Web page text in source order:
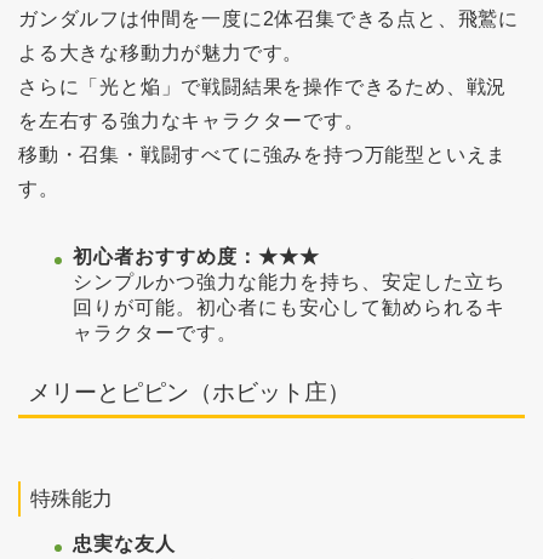
ガンダルフは仲間を一度に2体召集できる点と、飛鷲に
よる大きな移動力が魅力です。
さらに「光と焔」で戦闘結果を操作できるため、戦況
を左右する強力なキャラクターです。
移動・召集・戦闘すべてに強みを持つ万能型といえま
す。
初心者おすすめ度：★★★
シンプルかつ強力な能力を持ち、安定した立ち
回りが可能。初心者にも安心して勧められるキ
ャラクターです。
メリーとピピン（ホビット庄）
特殊能力
忠実な友人